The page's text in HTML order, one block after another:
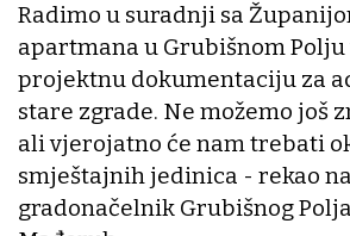
Radimo u suradnji sa
apartmana u Grubišnom
projektnu dokumentaciju za
stare zgrade. Ne možemo još
ali vjerojatno će nam trebati
smještajnih jedinica - rekao
gradonačelnik Grubišnog